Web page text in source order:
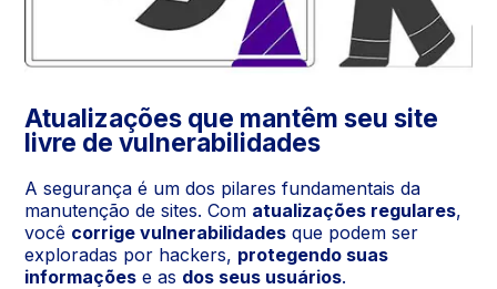
Atualizações que mantêm seu site
livre de vulnerabilidades
A segurança é um dos pilares fundamentais da
manutenção de sites. Com atualizações regulares,
você corrige vulnerabilidades que podem ser
exploradas por hackers, protegendo suas
informações e as dos seus usuários.